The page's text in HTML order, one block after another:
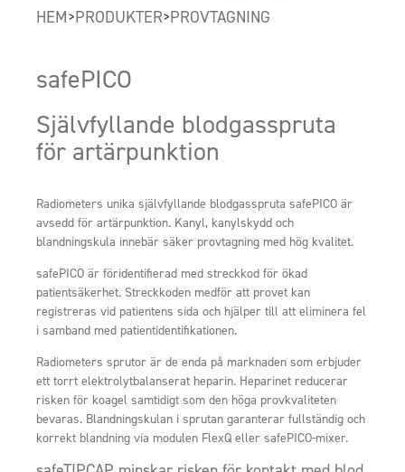
HEM>PRODUKTER>PROVTAGNING
safePICO
Självfyllande blodgasspruta
för artärpunktion
Radiometers unika självfyllande blodgasspruta safePICO är
avsedd för artärpunktion. Kanyl, kanylskydd och
blandningskula innebär säker provtagning med hög kvalitet.
safePICO är föridentifierad med streckkod för ökad
patientsäkerhet. Streckkoden medför att provet kan
registreras vid patientens sida och hjälper till att eliminera fel
i samband med patientidentifikationen.
Radiometers sprutor är de enda på marknaden som erbjuder
ett torrt elektrolytbalanserat heparin. Heparinet reducerar
risken för koagel samtidigt som den höga provkvaliteten
bevaras. Blandningskulan i sprutan garanterar fullständig och
korrekt blandning via modulen FlexQ eller safePICO-mixer.